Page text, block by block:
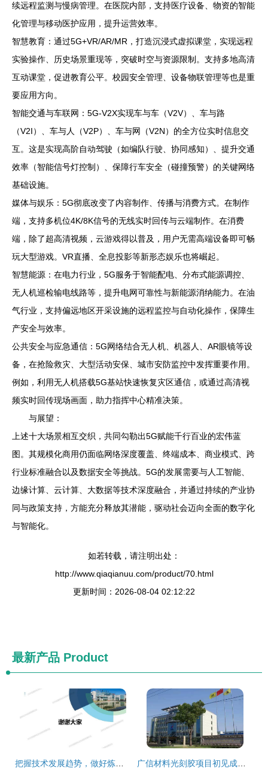
续远程监测与慢病管理。在医院内部，支持医疗设备、物资的智能
化管理与移动医护应用，提升运营效率。
智慧教育：通过5G+VR/AR/MR，打造沉浸式虚拟课堂，实现远程
实验操作、历史场景重现等，突破时空与资源限制。支持多地高清
互动课堂，促进教育公平。校园安全管理、设备物联管理等也是重
要应用方向。
智能交通与车联网：5G-V2X实现车与车（V2V）、车与路
（V2I）、车与人（V2P）、车与网（V2N）的全方位实时信息交
互。这是实现高阶自动驾驶（如编队行驶、协同感知）、提升交通
效率（智能信号灯控制）、保障行车安全（碰撞预警）的关键网络
基础设施。
媒体与娱乐：5G彻底改变了内容制作、传播与消费方式。在制作
端，支持多机位4K/8K信号的无线实时回传与云端制作。在消费
端，除了超高清视频，云游戏得以普及，用户无需高端设备即可畅
玩大型游戏。VR直播、全息投影等新形态娱乐也将崛起。
智慧能源：在电力行业，5G服务于智能配电、分布式能源调控、
无人机巡检输电线路等，提升电网可靠性与新能源消纳能力。在油
气行业，支持偏远地区开采设施的远程监控与自动化操作，保障生
产安全与效率。
公共安全与应急通信：5G网络结合无人机、机器人、AR眼镜等设
备，在抢险救灾、大型活动安保、城市安防监控中发挥重要作用。
例如，利用无人机搭载5G基站快速恢复灾区通信，或通过高清视
频实时回传现场画面，助力指挥中心精准决策。
与展望：
上述十大场景相互交织，共同勾勒出5G赋能千行百业的宏伟蓝
图。其规模化商用仍面临网络深度覆盖、终端成本、商业模式、跨
行业标准融合以及数据安全等挑战。5G的发展需要与人工智能、
边缘计算、云计算、大数据等技术深度融合，并通过持续的产业协
同与政策支持，方能充分释放其潜能，驱动社会迈向全面的数字化
与智能化。
如若转载，请注明出处：
http://www.qiaqianuu.com/product/70.html
更新时间：2026-08-04 02:12:22
最新产品 Product